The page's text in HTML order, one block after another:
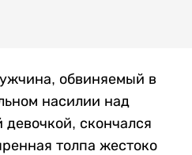
обвиняемый в
насилии над
скончался
толпа жестоко